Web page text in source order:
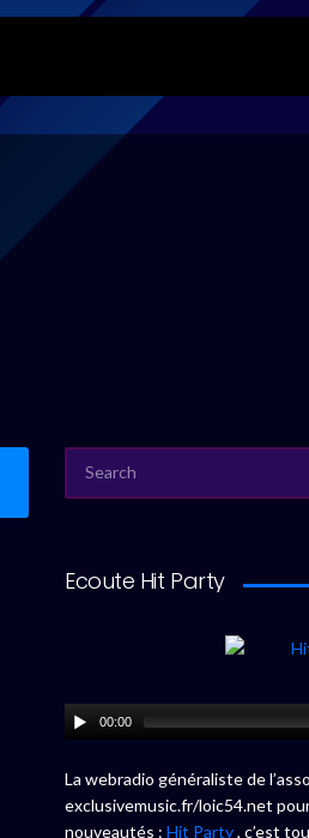
FOR:
Ecoute Hit Party
00:00
La webradio généraliste de
exclusivemusic.fr/loic54.net
nouveautés : Hit Party, c’est